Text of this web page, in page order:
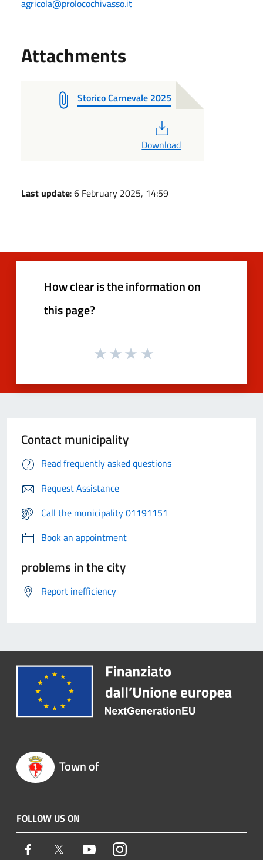
agricola@prolocochivasso.it
Attachments
Storico Carnevale 2025
Download
Last update: 6 February 2025, 14:59
How clear is the information on
this page?
Contact municipality
Read frequently asked questions
Request Assistance
Call the municipality 01191151
Book an appointment
problems in the city
Report inefficiency
Town of
FOLLOW US ON
Facebook Twitter YoutubeInstagram